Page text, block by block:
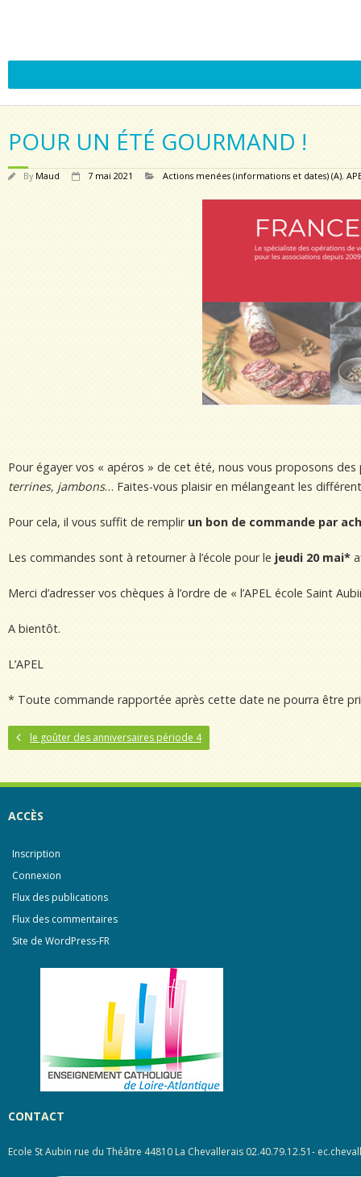
POUR UN ÉTÉ GOURMAND !
By Maud 7 mai 2021 Actions menées (informations et dates) (A),
Pour égayer vos « apéros » de cet été, nous vous proposons
terrines, jambons… Faites-vous plaisir en mélangeant les
Pour cela, il vous suffit de remplir un bon de commande par
Les commandes sont à retourner à l’école pour le jeudi 20mai*
Merci d’adresser vos chèques à l’ordre de « l’APEL école Saint
A bientôt.
L’APEL
* Toute commande rapportée après cette date ne pourra être
le goûter des anniversaires période 4
ACCÈS
Inscription
Connexion
Flux des publications
Flux des commentaires
Site de WordPress-FR
CONTACT
Ecole St Aubin rue du Théâtre 44810 La Chevallerais 02.40.79.12.51-